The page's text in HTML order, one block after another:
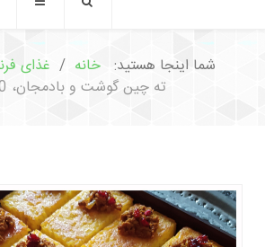
شما اینجا هستید: خانه
غذای
ته چین گوشت و بادمجان، 10 عدد